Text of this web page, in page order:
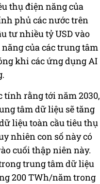
thụ điện năng của
phủ các nước trên
tư nhiều tỷ USD vào
của các trung tâm
khi các ứng dụng AI
tính rằng tới năm 2030,
tâm dữ liệu sẽ tăng
liệu toàn cầu tiêu thụ
nhiên con số này có
cuối thập niên này.
trung tâm dữ liệu
200 TWh/năm trong